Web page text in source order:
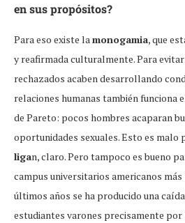
en sus propósitos?
Para eso existe la monogamia, que
y reafirmada culturalmente. Para
rechazados acaben desarrollando
relaciones humanas también funciona
de Pareto: pocos hombres acaparan
oportunidades sexuales. Esto es malo
ligan, claro. Pero tampoco es bueno
campus universitarios americanos
últimos años se ha producido una
estudiantes varones precisamente por